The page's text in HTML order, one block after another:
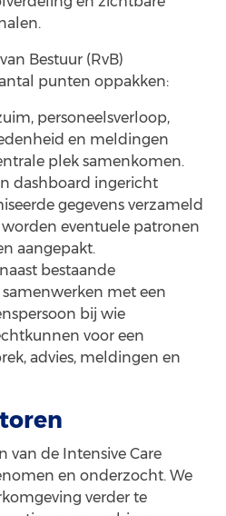
Bestuur (RvB)
punten oppakken:
personeelsverloop,
en meldingen
plek samenkomen.
dashboard ingericht
gegevens verzameld
eventuele patronen
aangepakt.
bestaande
met een
bij wie
voor een
advies, meldingen en
van de Intensive Care
en onderzocht. We
verder te